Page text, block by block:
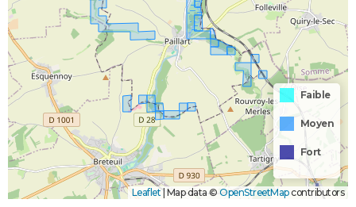
Faible
Moyen
Fort
Leaflet| Map data © OpenStreetMapcontributors